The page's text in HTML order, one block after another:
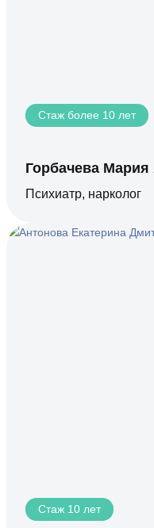
Стаж более 10 лет
Горбачева
Психиатр, нарколог
Стаж 10 лет